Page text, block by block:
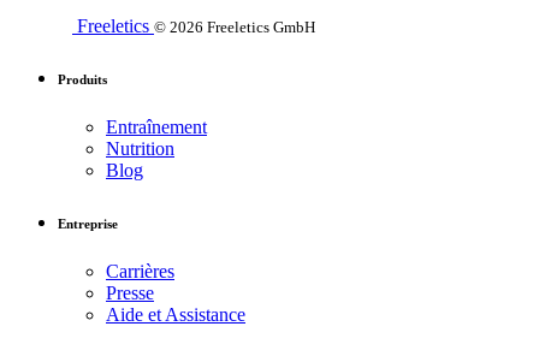
Freeletics © 2026 Freeletics GmbH
Produits
Entraînement
Nutrition
Blog
Entreprise
Carrières
Presse
Aide et Assistance